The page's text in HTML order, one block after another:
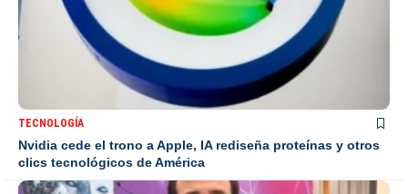
TECNOLOGÍA
Nvidia cede el trono a Apple, IA rediseña proteínas y otros
clics tecnológicos de América